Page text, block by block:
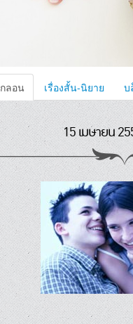
กลอน เรื่องสั้น-นิยาย บ
15 เมษายน